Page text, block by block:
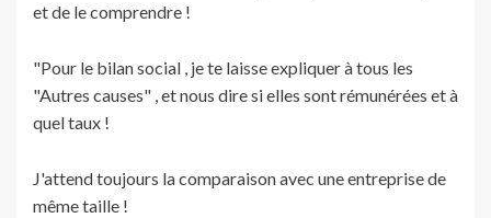
et de le comprendre !
"Pour le bilan social , je te laisse expliquer à tous les
"Autres causes" , et nous dire si elles sont rémunérées et à
quel taux !
J'attend toujours la comparaison avec une entreprise de
même taille !